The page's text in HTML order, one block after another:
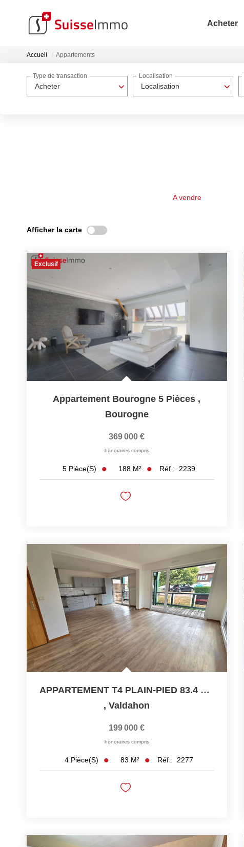
Acheter
Accueil Appartements
Acheter
Type de transaction
Localisation
Localisation
A vendre
Afficher la carte
Exclusif
Appartement Bourogne 5 Pièces ,
Bourogne
369 000 €
honoraires compris
5 Pièce(s) 188 M² Réf : 2239
APPARTEMENT T4 PLAIN-PIED 83.4 M² 199000 EUROS
,Valdahon
199 000 €
honoraires compris
4 Pièce(s) 83 M² Réf : 2277